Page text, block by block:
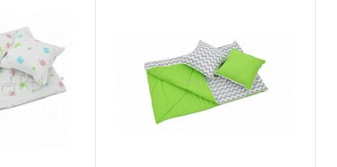
К сравнению
По запросу
Купить в 1 клик
К сравнению
В избранное
По запросу